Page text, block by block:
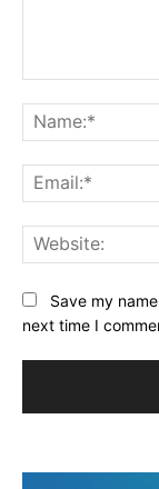
Save my
next time I